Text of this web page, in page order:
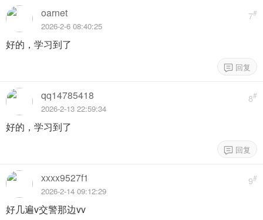
7#
oarnet
2026-2-6 08:40:25
好的，学习到了
8#
qq14785418
2026-2-13 22:59:34
好的，学习到了
9#
xxxx9527f1
2026-2-14 09:12:29
好几遍v交警那边vv